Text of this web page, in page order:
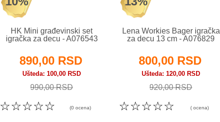
HK Mini građevinski set
igračka za decu - A076543
890,00 RSD
Ušteda 100,00 RSD
990,00 RSD
☆
☆
☆
☆
☆ (0 ocena)
Lena Workies Bager igračka
za decu 13 cm - A076829
800,00 RSD
Ušteda 120,00 RSD
920,00 RSD
☆
☆
☆
☆
☆ ( ocena)